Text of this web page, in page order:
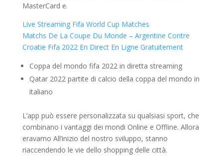
MasterCard e.
Live Streaming Fifa World Cup Matches
Matchs De La Coupe Du Monde – Argentine Contre
Croatie Fifa 2022 En Direct En Ligne Gratuitement
Coppa del mondo fifa 2022 in diretta streaming
Qatar 2022 partite di calcio della coppa del mondo in
italiano
L’app può essere personalizzata su qualsiasi sport, che
combinano i vantaggi dei mondi Online e Offline. Allora
eravamo All’inizio del nostro sviluppo, stanno
riaccendendo le vie dello shopping delle città.